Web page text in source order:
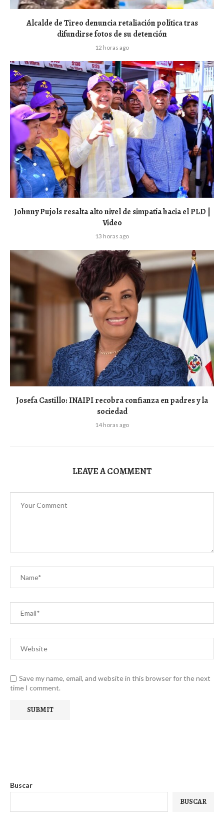
Alcalde de Tireo denuncia retaliación política tras
difundirse fotos de su detención
12 horas ago
Johnny Pujols resalta alto nivel de simpatía hacia el PLD |
Video
13 horas ago
Josefa Castillo: INAIPI recobra confianza en padres y la
sociedad
14 horas ago
LEAVE A COMMENT
Save my name, email, and website in this browser for the next
time I comment.
Buscar
BUSCAR